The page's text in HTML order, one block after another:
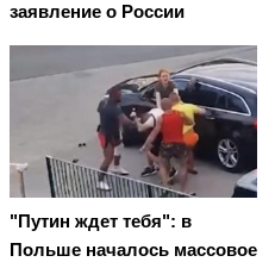
заявление о России
"Путин ждет тебя": в
Польше началось массовое